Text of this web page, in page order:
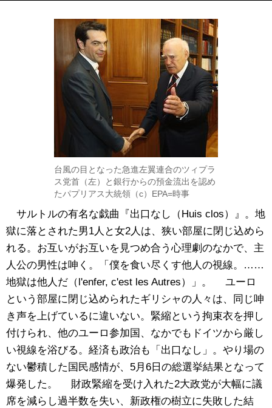
台風の目となった急進左翼連合のツィプラ
ス党首（左）と銀行からの預金流出を認め
たパプリアス大統領（c）EPA=時事
サルトルの有名な戯曲『出口なし（Huis clos）』。地
獄に落とされた男1人と女2人は、狭い部屋に閉じ込めら
れる。お互いがお互いを見つめ合う心理劇のなかで、主
人公の男性は呻く。「僕を食い尽くす他人の視線。……
地獄は他人だ（l'enfer, c'est les Autres）」。 ユーロ
という部屋に閉じ込められたギリシャの人々は、同じ呻
き声を上げているに違いない。緊縮という拘束衣を押し
付けられ、他のユーロ参加国、なかでもドイツから厳し
い視線を浴びる。経済も政治も「出口なし」。やり場の
ない鬱積した国民感情が、5月6日の総選挙結果となって
爆発した。 財政緊縮を受け入れた2大政党が大幅に議
席を減らし過半数を失い、新政権の樹立に失敗した結